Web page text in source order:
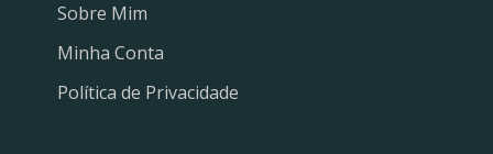
Sobre Mim
Minha Conta
Política de Privacidade